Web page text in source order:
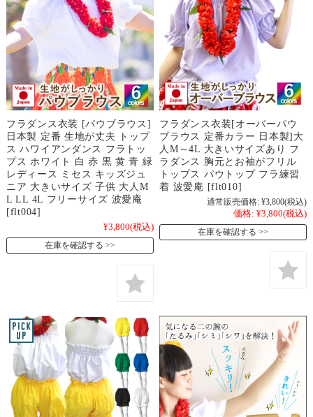
フラダンス衣装 [パウブラウス]
日本製 定番 生地が丈夫 トップ
ス ハワイアンダンス フラトッ
プス ホワイト 白 赤 黒 黄 青 緑
レディース ミセス キッズジュ
ニア 大きいサイズ 子供 大人M
L LL 4L フリーサイズ 波愛庵
[flt004]
¥3,800(税込)
在庫を確認する
フラダンス衣装[オーバーパウ
ブラウス 定番カラー 日本製]大
人M～4L 大きいサイズあり フ
ラダンス 胸元とお袖がフリル
トップス パウトップ フラ練習
着 波愛庵 [flt010]
通常販売価格: ¥3,800(税込)
価格: ¥3,800(税込)
在庫を確認する